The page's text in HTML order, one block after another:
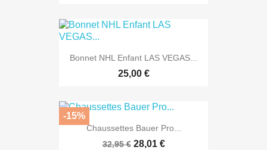
Bonnet NHL Enfant LAS VEGAS...
25,00 €
Chaussettes Bauer Pro...
32,95 € 28,01 €
-15%